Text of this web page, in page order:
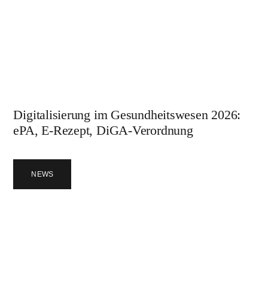
Digitalisierung im Gesundheitswesen 2026:
ePA, E-Rezept, DiGA-Verordnung
NEWS